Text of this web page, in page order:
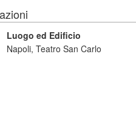
Luogo ed Edificio
Napoli, Teatro San Carlo